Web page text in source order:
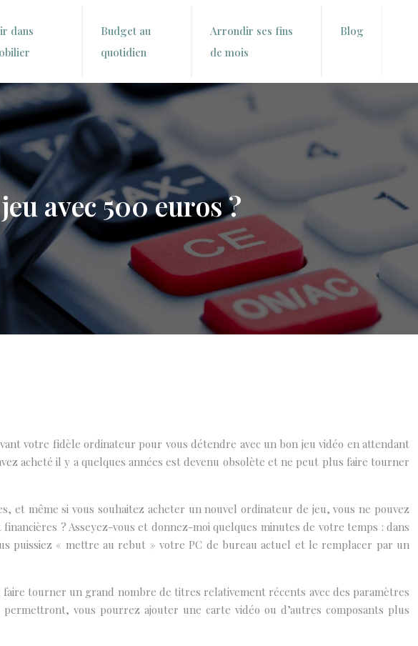
dans
Budget au
quotidien
Arrondir ses fins
de mois
Blog
avec 500 euros ?
votre fidèle ordinateur pour vous détendre avec un bon jeu vidéo en attendant
acheté il y a quelques années est devenu obsolète et ne peut plus faire tourner
et même si vous souhaitez acheter un nouvel ordinateur de jeu, vous ne pouvez
? Asseyez-vous et donnez-moi quelques minutes de votre temps : dans
puissiez « mettre au rebut » votre PC de bureau actuel et le remplacer par un
tourner un grand nombre de titres relativement récents avec des paramètres
vous pourrez ajouter une carte vidéo ou d’autres composants plus